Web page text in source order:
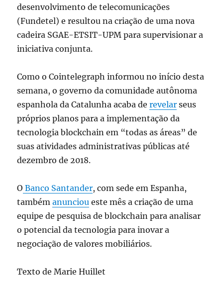
desenvolvimento de telecomunicações
(Fundetel) e resultou na criação de uma nova
cadeira SGAE-ETSIT-UPM para supervisionar a
iniciativa conjunta.
Como o Cointelegraph informou no início desta
semana, o governo da comunidade autônoma
espanhola da Catalunha acaba derevelar seus
próprios planos para a implementação da
tecnologia blockchain em “todas as áreas” de
suas atividades administrativas públicas até
dezembro de 2018.
O Banco Santander, com sede em Espanha,
tambémanunciou este mês a criação de uma
equipe de pesquisa de blockchain para analisar
o potencial da tecnologia para inovar a
negociação de valores mobiliários.
Texto de Marie Huillet